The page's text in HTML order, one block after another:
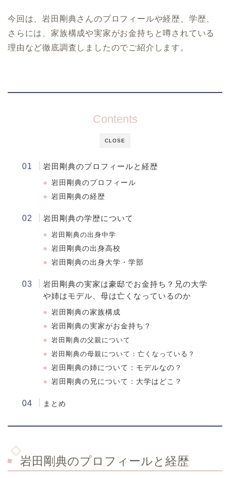
今回は、岩田剛典さんのプロフィールや経歴、学歴、
さらには、家族構成や実家がお金持ちと噂されている
理由など徹底調査しましたのでご紹介します。
CLOSE
Contents
岩田剛典のプロフィールと経歴
岩田剛典のプロフィール
岩田剛典の経歴
岩田剛典の学歴について
岩田剛典の出身中学
岩田剛典の出身高校
岩田剛典の出身大学・学部
岩田剛典の実家は豪邸でお金持ち？兄の大学
や姉はモデル、母は亡くなっているのか
岩田剛典の家族構成
岩田剛典の実家がお金持ち？
岩田剛典の父親について
岩田剛典の母親について：亡くなっている？
岩田剛典の姉について：モデルなの？
岩田剛典の兄について：大学はどこ？
まとめ
岩田剛典のプロフィールと経歴